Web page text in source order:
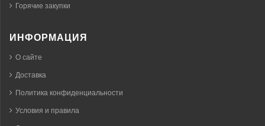
Горячие закупки
ИНФОРМАЦИЯ
О сайте
Доставка
Политика конфиденциальности
Условия и правила